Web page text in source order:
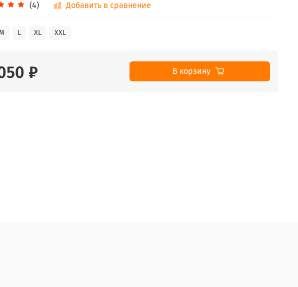
(4) Добавить в сравнение
M L XL XXL
₽ В корзину